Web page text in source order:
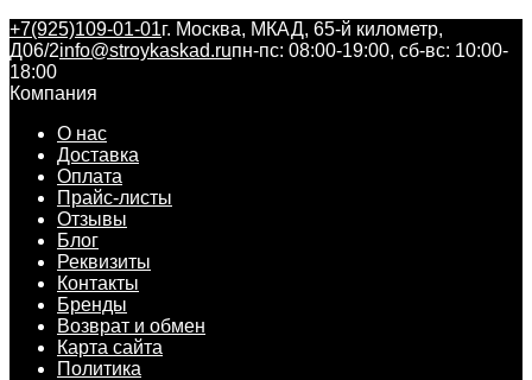
+7(925)109-01-01г. Москва, МКАД, 65-й километр,
Д06/2info@stroykaskad.ruпн-пс: 08:00-19:00, сб-вс: 10:00-
18:00
Компания
О нас
Доставка
Оплата
Прайс-листы
Отзывы
Блог
Реквизиты
Контакты
Бренды
Возврат и обмен
Карта сайта
Политика